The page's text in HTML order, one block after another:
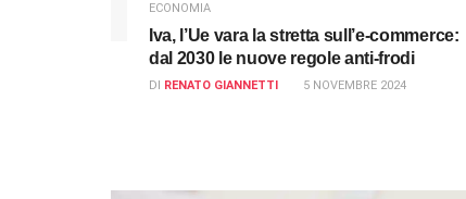
ECONOMIA
Iva, l’Ue vara la stretta sull’e-commerce:
dal 2030 le nuove regole anti-frodi
DI RENATO GIANNETTI 5 NOVEMBRE 2024